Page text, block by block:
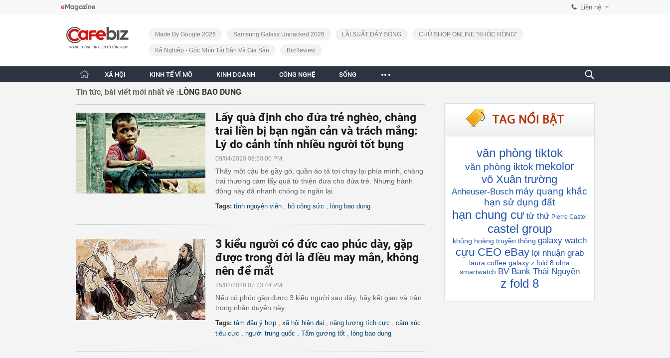
Liên hệ
CafeBiz - Trang chủ
Made By Google 2026
Samsung Galaxy Unpacked 2026 LÃI SUẤT DẬY SÓNG CHỦ SHOP ONLINE "KHÓC RÒNG"
Kế Nghiệp - Góc Nhìn Tài Sản Và Gia Sản BizReview
XÃ HỘI KINH TẾ VĨ MÔ KINH DOANH CÔNG NGHỆ SỐNG
Tin tức, bài viết mới nhất về :LÒNG BAO DUNG
Lấy quà định cho đứa trẻ nghèo, chàng
trai liền bị bạn ngăn cản và trách mắng:
Lý do cảnh tỉnh nhiều người tốt bụng
09/04/2020 08:50:00 PM
Thấy một cậu bé gầy gò, quần áo tả tơi chạy lại phía mình, chàng
trai thương cảm lấy quà từ thiện đưa cho đứa trẻ. Nhưng hành
động này đã nhanh chóng bị ngăn lại.
Tags: tình nguyện viên bỏ công sức lòng bao dung
3 kiểu người có đức cao phúc dày, gặp
được trong đời là điều may mắn, không
nên để mất
25/02/2020 07:23:44 PM
Nếu có phúc gặp được 3 kiểu người sau đây, hãy kết giao và trân
trọng nhân duyên này.
Tags: tâm đầu ý hợp xã hội hiện đại năng lượng tích cực
cảm xúc
tiêu cực
người trung quốc Tấm gương tốt lòng bao dung
văn phòng tiktok
văn phòng iktok mekolor
võ Xuân trường
Anheuser-Busch máy quang khắc
hạn sử dụng đất
hạn chung cư từ thứ Pierre Castel
castel group
khủng hoàng truyền thông galaxy watch
cựu CEO eBay lọi nhuận grab
laura coffee galaxy z fold 8 ultra
smartwatch BV Bank Thái Nguyên
z fold 8